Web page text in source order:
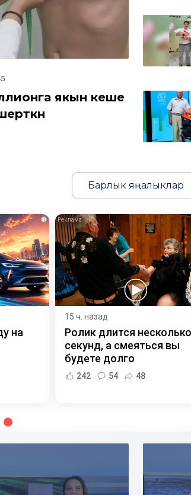
якын кеше
Барлык яңалыклар
i
на
15 ч. назад
Ролик длится несколько
секунд, а смеяться вы
будете долго
242 54 48